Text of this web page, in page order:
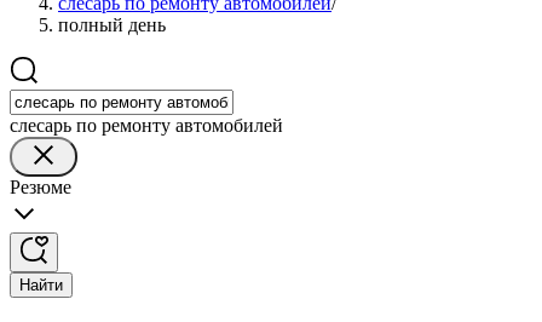
полный день
слесарь по ремонту автомобилей
Резюме
Найти